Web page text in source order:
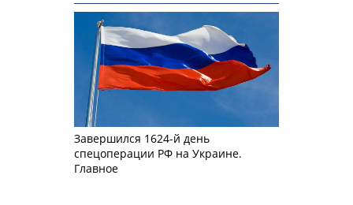
Завершился 1624-й день
спецоперации РФ на Украине.
Главное